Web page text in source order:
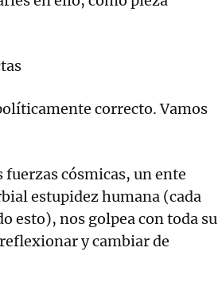
correcto. Vamos
fuerzas cósmicas, un ente
estupidez humana (cada
esto), nos golpea con toda su
y cambiar de